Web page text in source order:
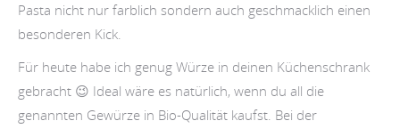
Pasta nicht nur farblich sondern auch geschmacklich einen
besonderen Kick.
Für heute habe ich genug Würze in deinen Küchenschrank
gebracht 😉 Ideal wäre es natürlich, wenn du all die
genannten Gewürze in Bio-Qualität kaufst. Bei der